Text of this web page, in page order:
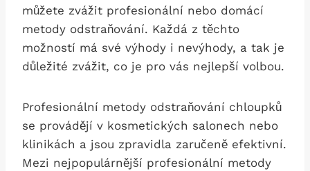
můžete zvážit profesionální nebo domácí
metody ​odstraňování. Každá z těchto
možností má své výhody ​i nevýhody,⁣ a tak je
důležité zvážit,⁤ co je pro vás ⁢nejlepší ⁣volbou.
Profesionální‍ metody‍ odstraňování chloupků
⁢se provádějí v kosmetických salonech nebo
klinikách a jsou zpravidla ​zaručeně efektivní.
Mezi nejpopulárnější profesionální metody